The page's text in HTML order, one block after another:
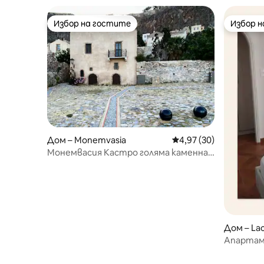
Избор на гостите
Избор на гостите
Дом – Monemvasia Средна оценка: 4,97
4,97 (30)
Монемвасия Кастро голяма каменна
Избор
Избор
Дом –